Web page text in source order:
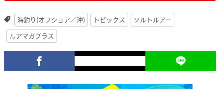
海釣り(オフショア／沖) トピックス
ソルトルアー
ルアマガプラス